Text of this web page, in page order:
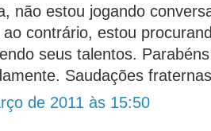
não estou jogando
contrário, estou
seus talentos.
Saudações
de 2011 às 15:50